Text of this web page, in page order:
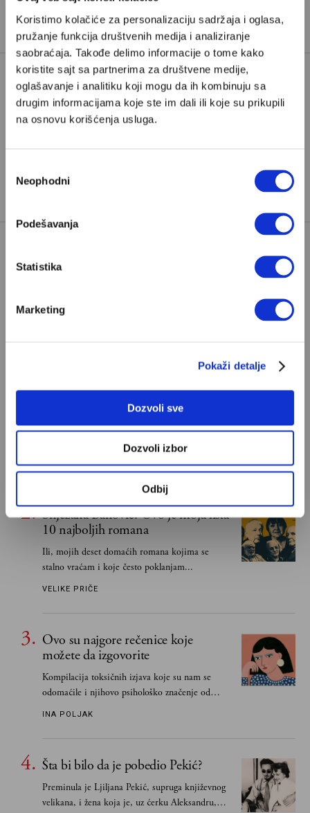
Koristimo kolačiće za personalizaciju sadržaja i oglasa,
pružanje funkcija društvenih medija i analiziranje
saobraćaja. Takođe delimo informacije o tome kako
koristite sajt sa partnerima za društvene medije,
oglašavanje i analitiku koji mogu da ih kombinuju sa
drugim informacijama koje ste im dali ili koje su prikupili
na osnovu korišćenja usluga.
сагласности
Neophodni
Podešavanja
Statistika
Marketing
Pokaži detalje
Dozvoli sve
Dozvoli izbor
Odbij
Veljko Miladinovićje izvršni urednik Velikih priča
EKONOMIJA
GENEKS
JUGOSLAVIJA
Ivan Lalić: Ovo je moja lista 10
najboljih romana
Od Dragoslava Mihailovića i Meše Selimovića,
do Mihaila Lalića i Slavenke Drakulić...
IVAN LALIĆ
Snježana Banović: Ovo je moja lista
10 najboljih romana
Ili, mojih deset domaćih romana kojima se
stalno vraćam i koje često poklanjam...
VELIKE PRIČE
Ovo su najgore rečenice koje
možete da izgovorite
Kompilacija toksičnih izjava koje su nam se
odomaćile i njihovo psihološko značenje od
INA POLJAK
Šta bi bilo da je pobedio Pekić?
Preminula je Ljiljana Pekić, supruga književnog
velikana, i žena koja je, uz ćerku Aleksandru,